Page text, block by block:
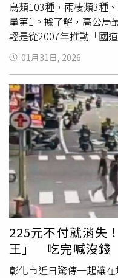
強大的軟實力，是我們
降低了客訴率，提升了
泰北清邁的古樸寧靜、南
的現代奢華，是3個截然
國家，這就是泰國最厲
且旅客的預算如果是台
預算拉到20萬元，它能
不管怎麼選，泰國永遠
咖」。這就是為什麼，
下一張機票，常常還是
往的微笑國度。
意卻放人鴿子」、「我
然怕是連生意都做不下
鳥類103種，兩棲類3種
量第1。據了解，高公局
輕是從2007年推動「國
善紫斑蝶路殺情形，亦
準方法有系統的進行路
步，分析路殺事件的物
善的優先順序，了解路
估。國道的路殺調查是
人員共同執行，調查人
國道上的動物屍體。除
屍體時亦可撥打1968專
生態資料庫自2009年至
錄，包含哺乳類22種、
種。國道路殺脊椎動物
中以斑鳩（至少包括珠頸
鳩等）、野鴿、麻雀、白
翁等5類鳥的數量最多，
高公局統計，全台自
殺紀錄。（圖／高公局
01月31日, 2026
225元不付就消失
王」 吃完喊沒錢
彰化市近日驚傳一起讓